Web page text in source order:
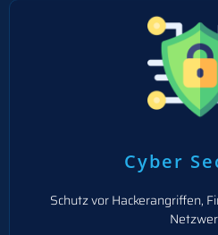
Cyber
Schutz vor Hackerangriffen,